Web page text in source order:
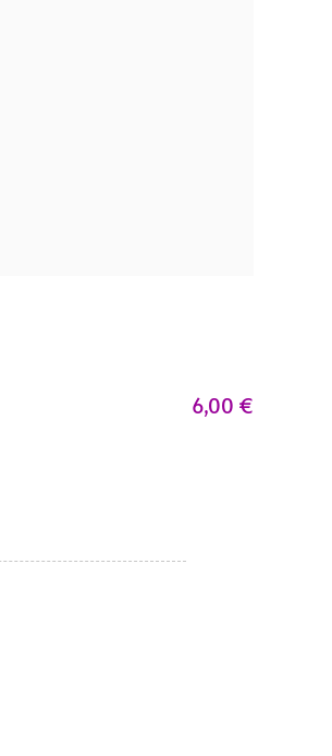
6,00 €